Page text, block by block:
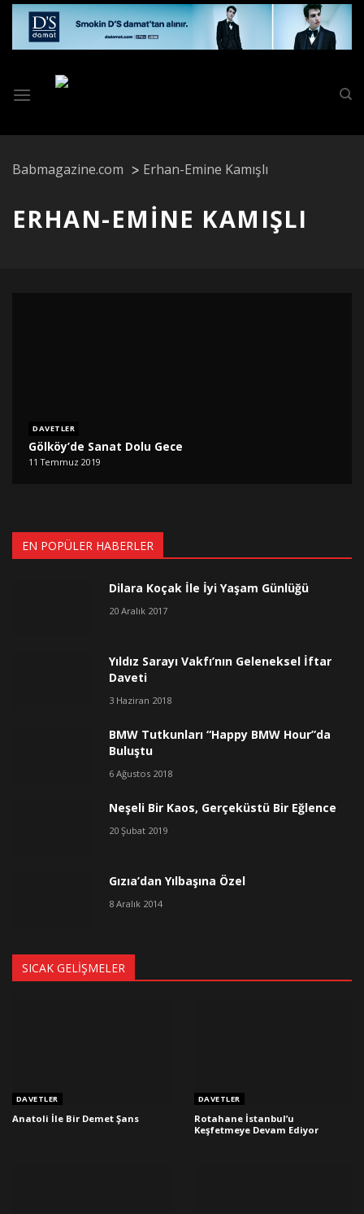
Skip
content
Babmagazine.com Erhan-Emine Kamışlı
ERHAN-EMINE KAMIŞLI
DAVETLER
Gölköy’de Sanat Dolu Gece
11 Temmuz 2019
EN POPÜLER HABERLER
Dilara Koçak İle İyi Yaşam Günlüğü
20 Aralık 2017
Yıldız Sarayı Vakfı’nın Geleneksel İftar
Daveti
3 Haziran 2018
BMW Tutkunları “Happy BMW Hour”da
Buluştu
6 Ağustos 2018
Neşeli Bir Kaos, Gerçeküstü Bir Eğlence
20 Şubat 2019
Gızıa’dan Yılbaşına Özel
8 Aralık 2014
SICAK GELIŞMELER
DAVETLER
Anatoli İle Bir Demet Şans
DAVETLER
Rotahane İstanbul’u
Keşfetmeye Devam Ediyor